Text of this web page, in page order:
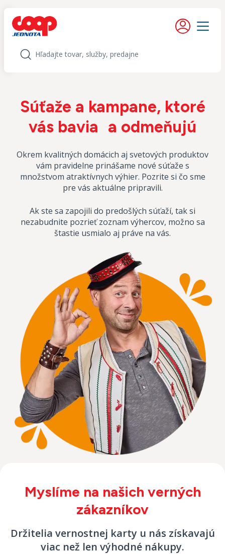
Moje konto
Menu
Hľadať
Súťaže a kampane, ktoré
vás bavia a odmeňujú
Okrem kvalitných domácich aj svetových produktov
vám pravidelne prinášame nové súťaže s
množstvom atraktívnych výhier. Pozrite si čo sme
pre vás aktuálne pripravili.
Ak ste sa zapojili do predošlých súťaží, tak si
nezabudnite pozrieť zoznam výhercov, možno sa
štastie usmialo aj práve na vás.
Myslíme na našich verných
zákazníkov
Držitelia vernostnej karty u nás získavajú
viac než len výhodné nákupy.